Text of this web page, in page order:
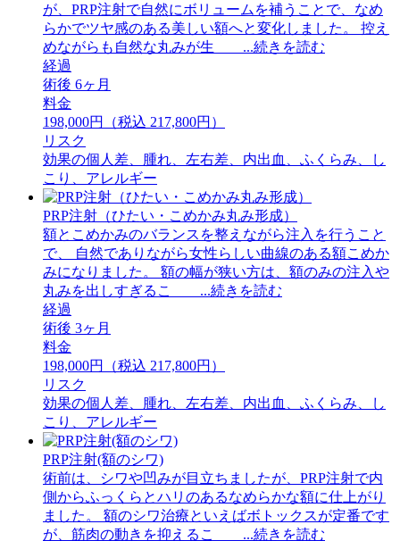
が、PRP注射で自然にボリュームを補うことで、なめ
らかでツヤ感のある美しい額へと変化しました。 ⁡控え
めながらも自然な丸みが生 ...続きを読む
経過
術後 6ヶ月
料金
198,000円（税込 217,800円）
リスク
効果の個人差、腫れ、左右差、内出血、ふくらみ、し
こり、アレルギー
PRP注射（ひたい・こめかみ丸み形成）
額とこめかみのバランスを整えながら注入を行うこと
で、 自然でありながら女性らしい曲線のある額こめか
みになりました。 額の幅が狭い方は、額のみの注入や
丸みを出しすぎるこ ...続きを読む
経過
術後 3ヶ月
料金
198,000円（税込 217,800円）
リスク
効果の個人差、腫れ、左右差、内出血、ふくらみ、し
こり、アレルギー
PRP注射(額のシワ)
術前は、シワや凹みが目立ちましたが、PRP注射で内
側からふっくらとハリのあるなめらかな額に仕上がり
ました。 額のシワ治療といえばボトックスが定番です
が、筋肉の動きを抑えるこ ...続きを読む